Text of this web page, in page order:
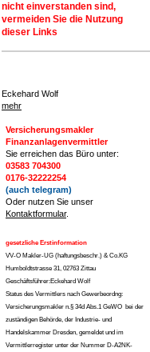
nicht einverstanden sind,
vermeiden Sie die Nutzung
dieser Links
Eckehard Wolf
mehr
Versicherungsmakler
Finanzanlagenvermittler
Sie erreichen das Büro unter:
03583 704300
0176-32222254
(auch telegram)
Oder nutzen Sie unser
Kontaktformular.
gesetzliche Erstinformation
VV-O Makler-UG (haftungsbeschr.) & Co.KG
Humboldtstrasse 31, 02763 Zittau
Geschäftsführer:Eckehard Wolf
Status des Vermittlers nach Gewerbeordng:
Versicherungsmakler n.§ 34d Abs.1 GeWO bei der
zuständigen Behörde, der Industrie- und
Handelskammer Dresden, gemeldet und im
Vermittlerregister unter der Nummer D-A2NK-